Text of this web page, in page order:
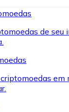
de seu
em